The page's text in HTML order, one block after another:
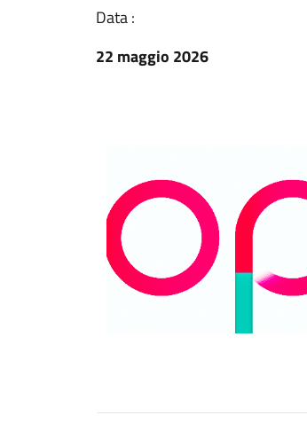
Data :
22 maggio 2026